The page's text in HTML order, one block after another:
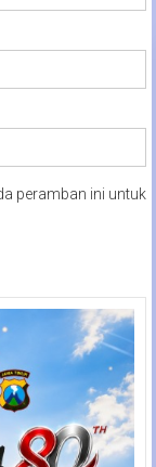
peramban ini untuk